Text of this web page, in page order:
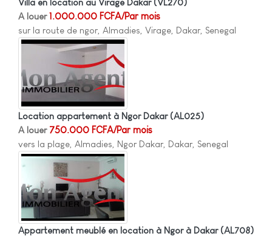
A louer1.000.000 FCFA/Par mois
sur la route de ngor, Almadies, Virage, Dakar, Senegal
Location appartement à Ngor Dakar (AL025)
A louer 750.000 FCFA/Par mois
vers la plage, Almadies, Ngor Dakar, Dakar, Senegal
Appartement meublé en location à Ngor à Dakar (AL708)